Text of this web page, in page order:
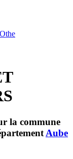
la commune
Aube